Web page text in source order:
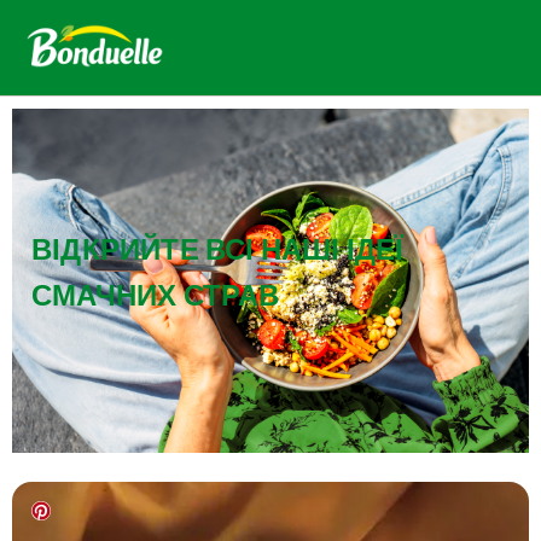
ВІДКРИЙТЕ ВСІ НАШІ ІДЕЇ
СМАЧНИХ СТРАВ